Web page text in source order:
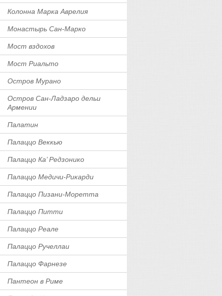
Колонна Марка Аврелия
Монастырь Сан-Марко
Мост вздохов
Мост Риальто
Остров Мурано
Остров Сан-Ладзаро дельи
Армении
Палатин
Палаццо Веккью
Палаццо Ка’ Редзонико
Палаццо Медичи-Рикарди
Палаццо Пизани-Моретта
Палаццо Питти
Палаццо Реале
Палаццо Ручеллаи
Палаццо Фарнезе
Пантеон в Риме